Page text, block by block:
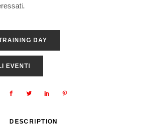
DAY
EVENTI
DESCRIPTION